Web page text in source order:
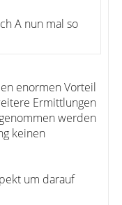
A nun mal so
enormen Vorteil
Ermittlungen
werden
keinen
um darauf